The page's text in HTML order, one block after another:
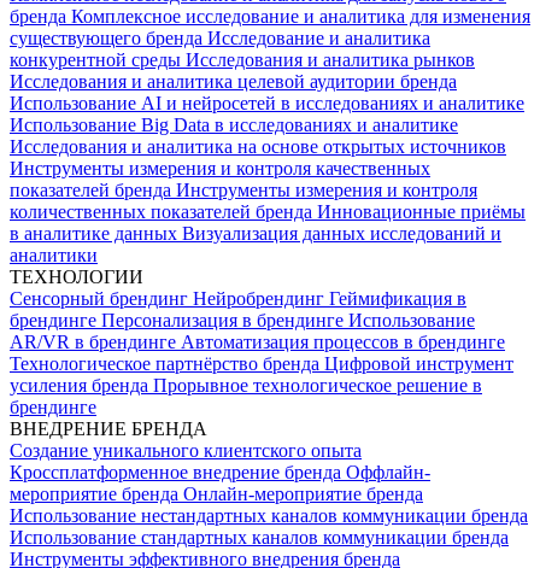
бренда Комплексное исследование и аналитика для изменения
существующего бренда Исследование и аналитика
конкурентной среды Исследования и аналитика рынков
Исследования и аналитика целевой аудитории бренда
Использование AI и нейросетей в исследованиях и аналитике
Использование Big Data в исследованиях и аналитике
Исследования и аналитика на основе открытых источников
Инструменты измерения и контроля качественных
показателей бренда Инструменты измерения и контроля
количественных показателей бренда Инновационные приёмы
в аналитике данных Визуализация данных исследований и
аналитики
ТЕХНОЛОГИИ
Сенсорный брендинг Нейробрендинг Геймификация в
брендинге Персонализация в брендинге Использование
AR/VR в брендинге Автоматизация процессов в брендинге
Технологическое партнёрство бренда Цифровой инструмент
усиления бренда Прорывное технологическое решение в
брендинге
ВНЕДРЕНИЕ БРЕНДА
Создание уникального клиентского опыта
Кроссплатформенное внедрение бренда Оффлайн-
мероприятие бренда Онлайн-мероприятие бренда
Использование нестандартных каналов коммуникации бренда
Использование стандартных каналов коммуникации бренда
Инструменты эффективного внедрения бренда